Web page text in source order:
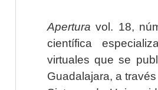
Apertura vol. 18,
científica
virtuales que se
Guadalajara, a